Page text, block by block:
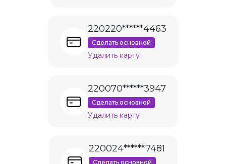
220220******4463
Сделать основной
Удалить карту
220070******3947
Сделать основной
Удалить карту
220024******7481
Сделать основной